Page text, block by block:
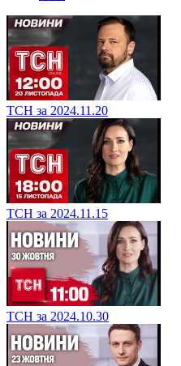
ТСН за 2024.11.20
ТСН за 2024.11.15
ТСН за 2024.10.30